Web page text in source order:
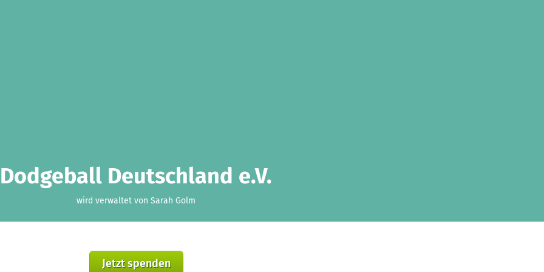
Dodgeball Deutschland e.V.
wird verwaltet von Sarah Golm
Jetzt spenden